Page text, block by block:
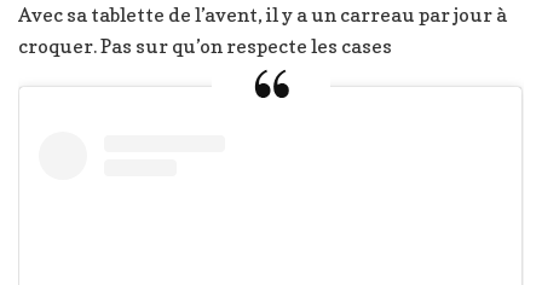
Avec sa tablette de l’avent, il y a un carreau par jour à
croquer. Pas sur qu’on respecte les cases